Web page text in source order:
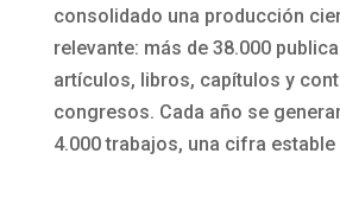
consolidado una producción
relevante: más de 38.000
artículos, libros, capítulos y
congresos. Cada año se
4.000 trabajos, una cifra estable